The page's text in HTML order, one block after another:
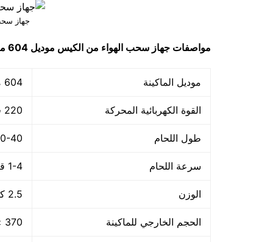
جهاز
مواصفات جهاز سحب الهواء من الكيس موديل 604
موديل الماكينة 604 ماركة مهندس منسي
القوة الكهربائية المحركة 220 فولت – 50هرتز
طول اللحام 30-40
سرعة اللحام 1-4 قطعة/الدقيقة
الوزن 2.5 كجم
الحجم الخارجي للماكينة 370 × 140 × 73 مم